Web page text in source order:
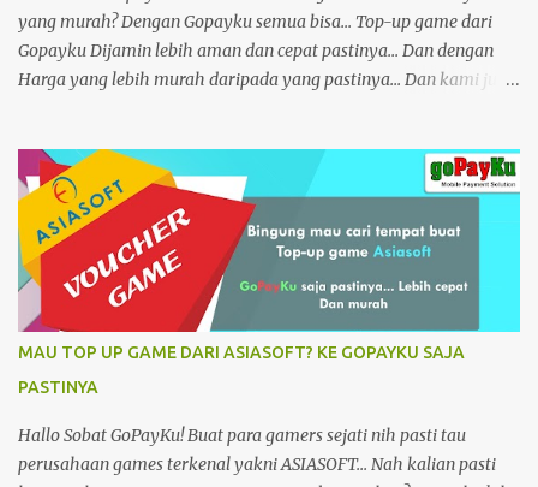
yang murah? Dengan Gopayku semua bisa... Top-up game dari
Gopayku Dijamin lebih aman dan cepat pastinya... Dan dengan
Harga yang lebih murah daripada yang pastinya... Dan kami juga
Aplikasinya https://play.google.com/store/apps/details…
Informasi selengkapnya kunjungi di https://www.gopayku.com/
Tutorial dan buku petunjuk kunjungi di
https://www.gopayku.com/help Link Youtube
https://www.youtube.com/watch?v=as1Oxg6yn0M Tags:
IsiPulsaOnline, BeliKuota, TokenListrik, BayarPLN, Prabayar,
CekTagihanAplikasi, Gratis, mBanking, ePayment, Bolt,
LoketPPOB, TopUp, goPayGojek, Grab Pay, VoucherGames,
Finance, PDAM, TVKabel, Telepone, Telkom, Indosat, Murah,
Online24jam.
MAU TOP UP GAME DARI ASIASOFT? KE GOPAYKU SAJA
PASTINYA
Hallo Sobat GoPayKu! Buat para gamers sejati nih pasti tau
perusahaan games terkenal yakni ASIASOFT... Nah kalian pasti